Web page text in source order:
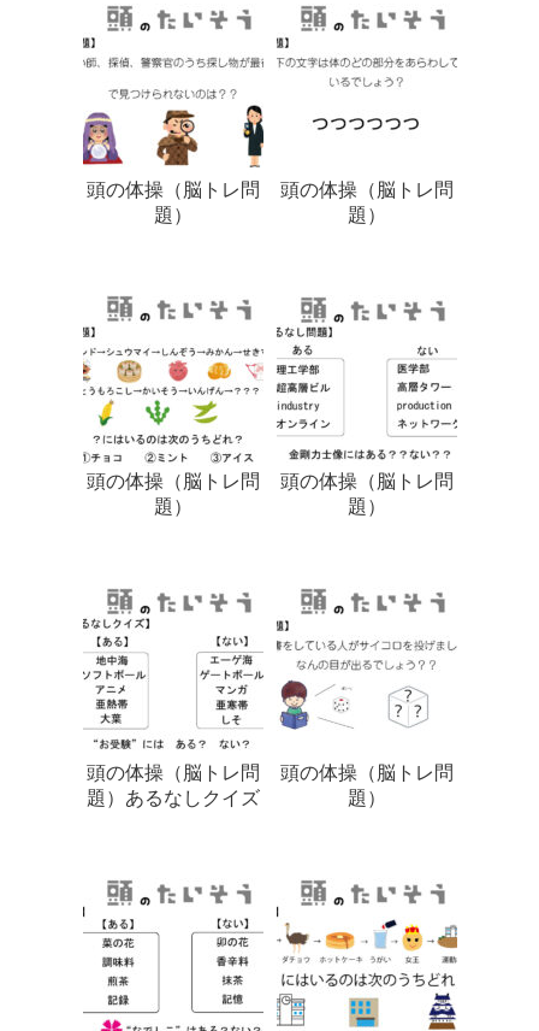
頭の体操（脳トレ問
題）
頭の体操（脳トレ問
題）
頭の体操（脳トレ問
題）
頭の体操（脳トレ問
題）
頭の体操（脳トレ問
題）あるなしクイズ
頭の体操（脳トレ問
題）